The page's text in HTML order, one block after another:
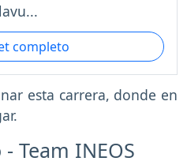
completo
esta carrera, donde en
Team INEOS